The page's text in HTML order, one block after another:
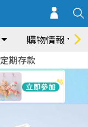
購物情報
定期存款